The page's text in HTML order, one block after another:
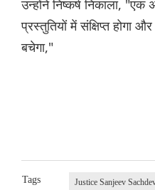
उन्होंने निष्कर्ष निकाला,
प्रस्तुतियों में संक्षिप्त होगा
बचेगा,"
Tags Justice Sanjeev